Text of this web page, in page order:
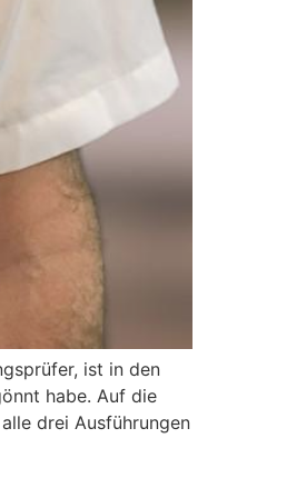
ist in den
habe. Auf die
drei Ausführungen